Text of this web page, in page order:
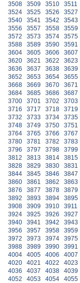
3508
3509 3510 3511
3524
3525 3526 3527
3540
3541 3542 3543
3556
3557 3558 3559
3572
3573 3574 3575
3588
3589 3590 3591
3604
3605 3606 3607
3620
3621 3622 3623
3636
3637 3638 3639
3652
3653 3654 3655
3668
3669 3670 3671
3684
3685 3686 3687
3700
3701 3702 3703
3716
3717 3718 3719
3732
3733 3734 3735
3748
3749 3750 3751
3764
3765 3766 3767
3780
3781 3782 3783
3796
3797 3798 3799
3812
3813 3814 3815
3828
3829 3830 3831
3844
3845 3846 3847
3860
3861 3862 3863
3876
3877 3878 3879
3892
3893 3894 3895
3908
3909 3910 3911
3924
3925 3926 3927
3940
3941 3942 3943
3956
3957 3958 3959
3972
3973 3974 3975
3988
3989 3990 3991
4004
4005 4006 4007
4020
4021 4022 4023
4036
4037 4038 4039
4052
4053 4054 4055